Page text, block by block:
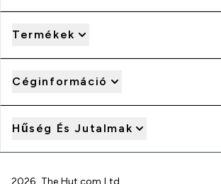
Termékek
Céginformáció
Hűség És Jutalmak
2026 The Hut.com Ltd